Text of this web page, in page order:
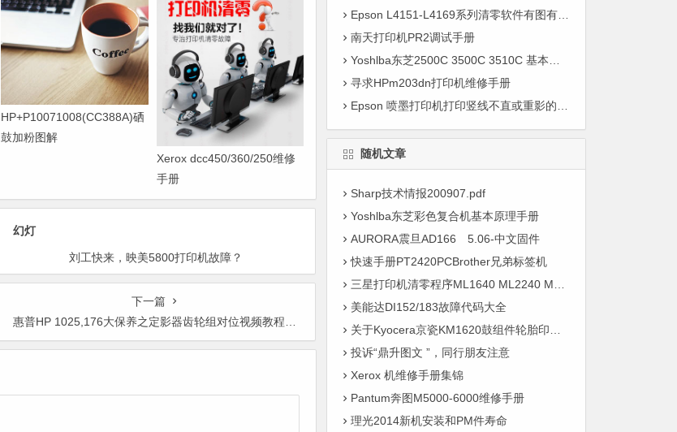
HP+P10071008(CC388A)硒
鼓加粉图解
Xerox dcc450/360/250维修
手册
幻灯
请问哪有Epson 1500w清零软件？
下一篇
惠普HP 1025,176大保养之定影器齿轮组对位视频教程(原创视频)
Epson L4151-L4169系列清零软件有图有真相 不限电脑不限次数永久使用送使用教程
南天打印机PR2调试手册
Yoshlba东芝2500C 3500C 3510C 基本功能操作手册
寻求HPm203dn打印机维修手册
Epson 喷墨打印机打印竖线不直或重影的解决方案
随机文章
Sharp技术情报200907.pdf
Yoshlba东芝彩色复合机基本原理手册
AURORA震旦AD166 5.06-中文固件
快速手册PT2420PCBrother兄弟标签机
三星打印机清零程序ML1640 ML2240 ML4300 ML2245 ML4200
美能达DI152/183故障代码大全
关于Kyocera京瓷KM1620鼓组件轮胎印改良件的通知
投诉“鼎升图文 ”，同行朋友注意
Xerox 机维修手册集锦
Pantum奔图M5000-6000维修手册
理光2014新机安装和PM件寿命